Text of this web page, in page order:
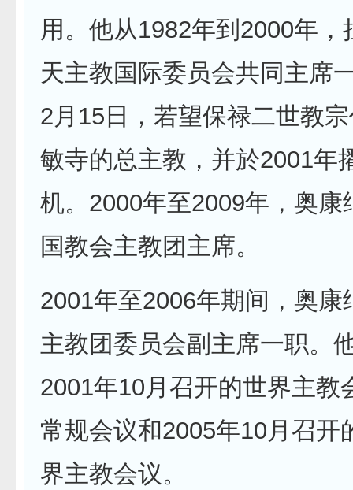
用。他从1982年到2000年，
天主教国际委员会共同主席
2月15日，若望保禄二世教
敏寺的总主教，并於2001年
机。2000年至2009年，奥康
国教会主教团主席。
2001年至2006年期间，奥康
主教团委员会副主席一职。
2001年10月召开的世界主教
常规会议和2005年10月召开
界主教会议。